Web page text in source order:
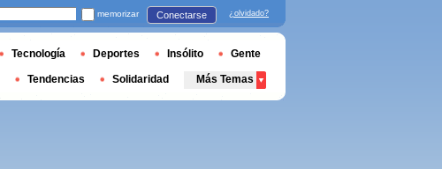
memorizar Conectarse ¿olvidado?
Tecnología Deportes Insólito Gente
Tendencias Solidaridad Más Temas